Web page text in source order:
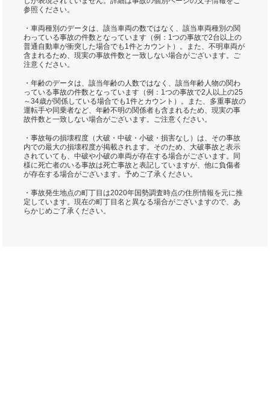
参照ください。
・車両種別のデータは、該当車両の数ではなく、該当車両種別の関
わっている事故の件数となっています（例：1つの事故で2台以上の
普通自動車が衝突した場合でも1件とカウント）。また、不明車両が
含まれるため、現実の事故件数と一致しない場合がございます。ご
注意ください。
・年齢のデータは、該当年齢の人数ではなく、該当年齢人物の関わ
っている事故の件数となっています（例：1つの事故で2人以上の25
～34歳が関係している場合でも1件とカウント）。また、多重事故の
運転手や同乗者など、年齢不明の関係者も含まれるため、現実の事
故件数と一致しない場合がございます。ご注意ください。
・事故毎の損壊程度（大破・中破・小破・損害なし）は、その事故
内での最大の損壊程度が掲載されます。そのため、大破事故と表示
されていても、中破や小破の車両が存在する場合がございます。同
様に死亡者のいる事故は死亡事故と表記していますが、他に負傷者
が存在する場合がございます。予めご了承ください。
・事故発生地点の町丁目は2020年国勢調査時点の住所情報を元に推
定しています。現在の町丁目名と異なる場合がございますので、あ
らかじめご了承ください。